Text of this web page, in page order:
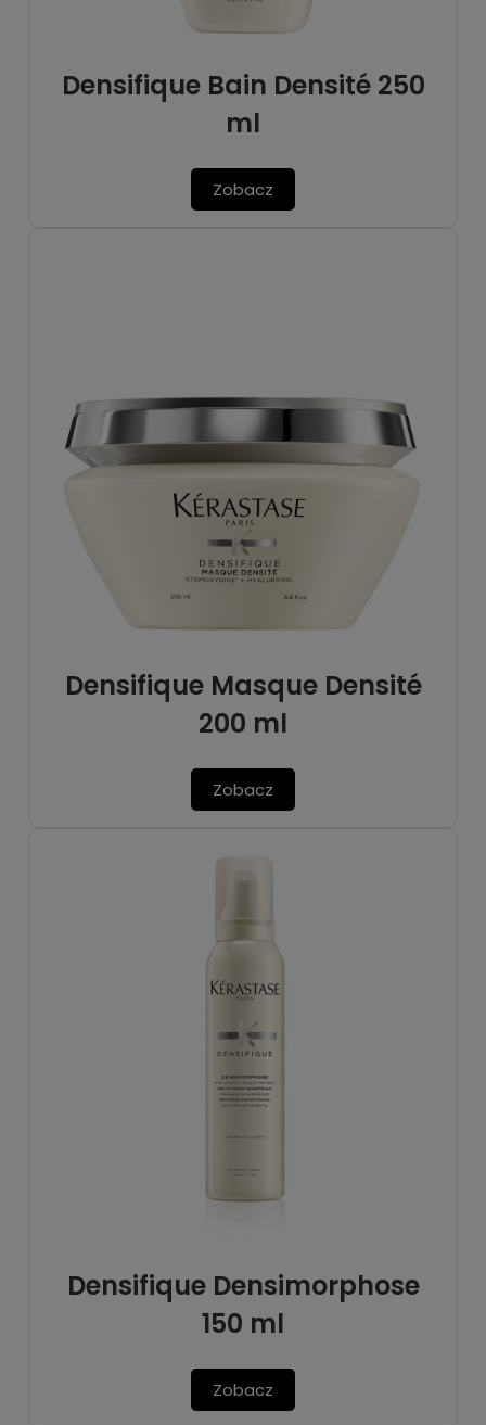
Densifique Bain Densité 250
ml
Zobacz
Densifique Masque Densité
200 ml
Zobacz
Densifique Densimorphose
150 ml
Zobacz